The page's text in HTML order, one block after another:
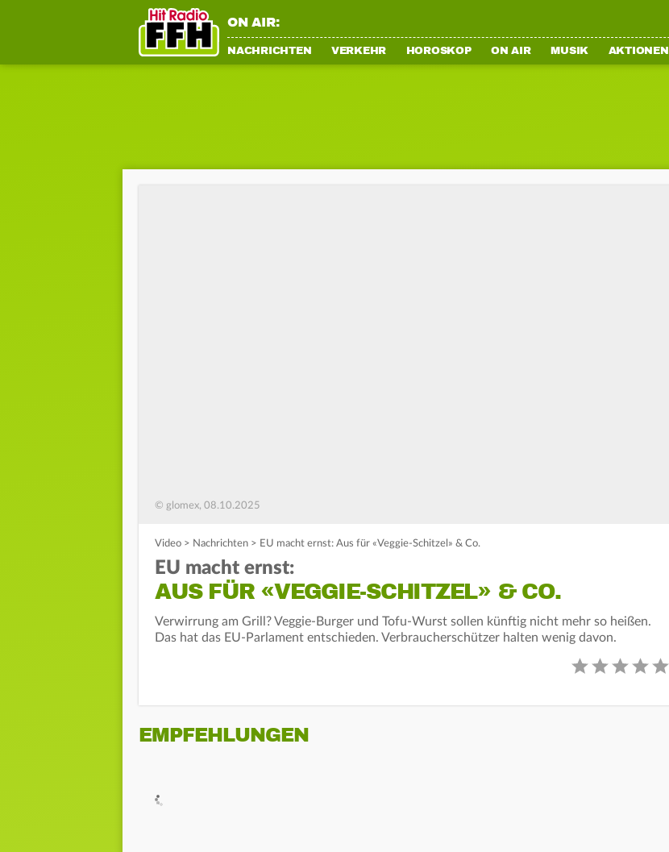
ON AIR:
NACHRICHTEN VERKEHR HOROSKOP ON AIR MUSIK AKTIONEN
© glomex, 08.10.2025
Video > Nachrichten > EU macht ernst: Aus für «Veggie-Schitzel» & Co.
EU macht ernst:
AUS FÜR «VEGGIE-SCHITZEL» & CO.
Verwirrung am Grill? Veggie-Burger und Tofu-Wurst sollen künftig nicht mehr so heißen.
Das hat das EU-Parlament entschieden. Verbraucherschützer halten wenig davon.
EMPFEHLUNGEN